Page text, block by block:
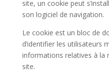
site, un cookie peut
son logiciel de navigation.
Le cookie est un bloc de
d’identifier les utilisateurs
informations relatives à la
site.